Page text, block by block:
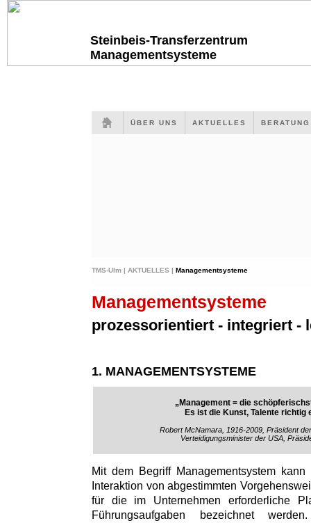
Steinbeis-Transferzentrum
Managementsysteme
ÜBER UNS AKTUELLES
TMS-Ulm | AKTUELLES | Managementsysteme
Managementsysteme
prozessorientiert - integriert -
1. MANAGEMENTSYSTEME
„Management = die
Es ist die Kunst, Talente richtig
Robert McNamara, 1916-2009, Präsident
Verteidigungsminister der USA,
Mit dem Begriff Managementsystem
Interaktion von abgestimmten
für die im Unternehmen erforderliche
Führungsaufgaben bezeichnet